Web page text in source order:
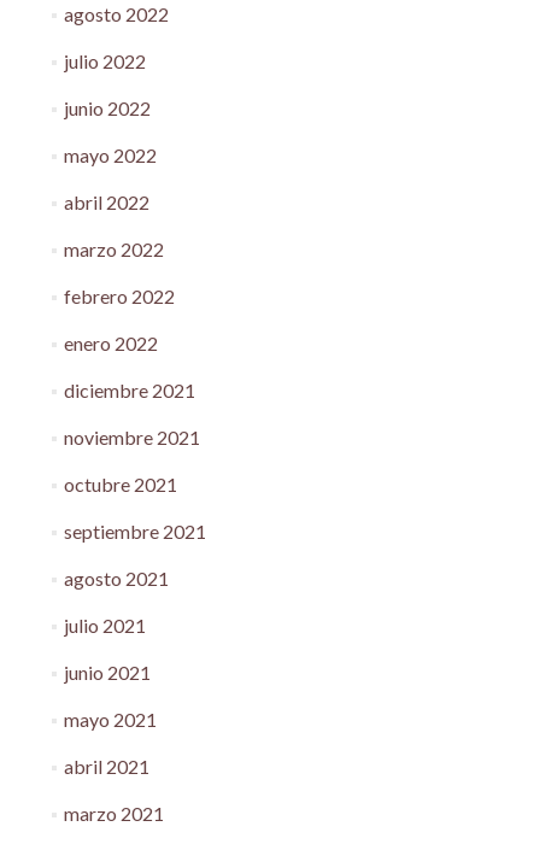
agosto 2022
julio 2022
junio 2022
mayo 2022
abril 2022
marzo 2022
febrero 2022
enero 2022
diciembre 2021
noviembre 2021
octubre 2021
septiembre 2021
agosto 2021
julio 2021
junio 2021
mayo 2021
abril 2021
marzo 2021